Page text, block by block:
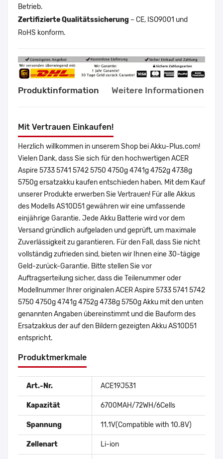
Betrieb.
Zertifizierte Qualitätssicherung – CE, ISO9001 und
RoHS konform.
Produktinformation Weitere Informationen
Mit Vertrauen Einkaufen!
Herzlich willkommen in unserem Shop bei Akku-Plus.com!
Vielen Dank, dass Sie sich für den hochwertigen ACER
Aspire 5733 5741 5742 5750 4750g 4741g 4752g 4738g
5750g ersatzakku kaufen entschieden haben. Mit dem Kauf
unserer Produkte erwerben Sie Vertrauen! Für alle Akkus
des Modells AS10D51 gewähren wir eine umfassende
einjährige Garantie. Jede Akku Batterie wird vor dem
Versand gründlich aufgeladen und geprüft, um maximale
Zuverlässigkeit zu garantieren. Für den Fall, dass Sie nicht
vollständig zufrieden sind, bieten wir Ihnen eine 30-tägige
Geld-zurück-Garantie. Bitte stellen Sie vor
Auftragserteilung sicher, dass die Teilenummer oder
Modellnummer Ihrer originalen ACER Aspire 5733 5741 5742
5750 4750g 4741g 4752g 4738g 5750g Akku mit den unten
genannten Angaben übereinstimmt und die Bauform des
Ersatzakkus der auf den Bildern gezeigten Akku AS10D51
entspricht.
Produktmerkmale
Art.-Nr. ACE19J531
Kapazität 6700MAH/72WH/6Cells
Spannung 11.1V(Compatible with 10.8V)
Zellenart Li-ion